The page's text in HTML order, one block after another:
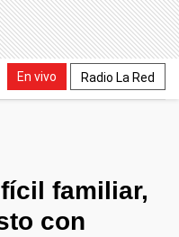
En vivo Radio La Red
familiar,
con